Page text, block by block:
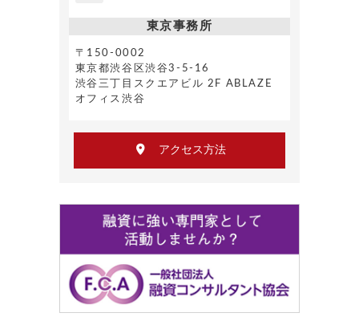
東京事務所
〒150-0002
東京都渋谷区渋谷3-5-16
渋谷三丁目スクエアビル 2F ABLAZE
オフィス渋谷
アクセス方法